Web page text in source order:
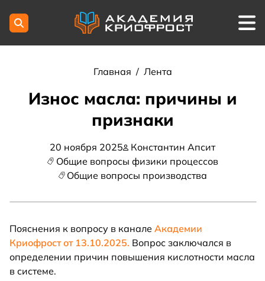
Главная / Лента
Износ масла: причины и
признаки
20 ноября 2025
Константин Апсит
Общие вопросы физики процессов
Общие вопросы производства
Пояснения к вопросу в канале Академии
Криофрост от 13.10.2025. Вопрос заключался в
определении причин повышения кислотности масла
в системе.